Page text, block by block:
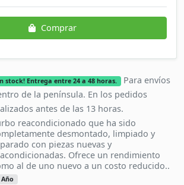
Comprar
stock! Entrega entre 24 a 48 horas.
Para envíos
de la península. En los pedidos
antes de las 13 horas.
reacondicionado que ha sido
desmontado, limpiado y
con piezas nuevas y
Ofrece un rendimiento
al de uno nuevo a un costo reducido..
Año